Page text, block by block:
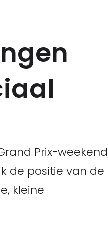
Prix-weekend
de positie van de
kleine